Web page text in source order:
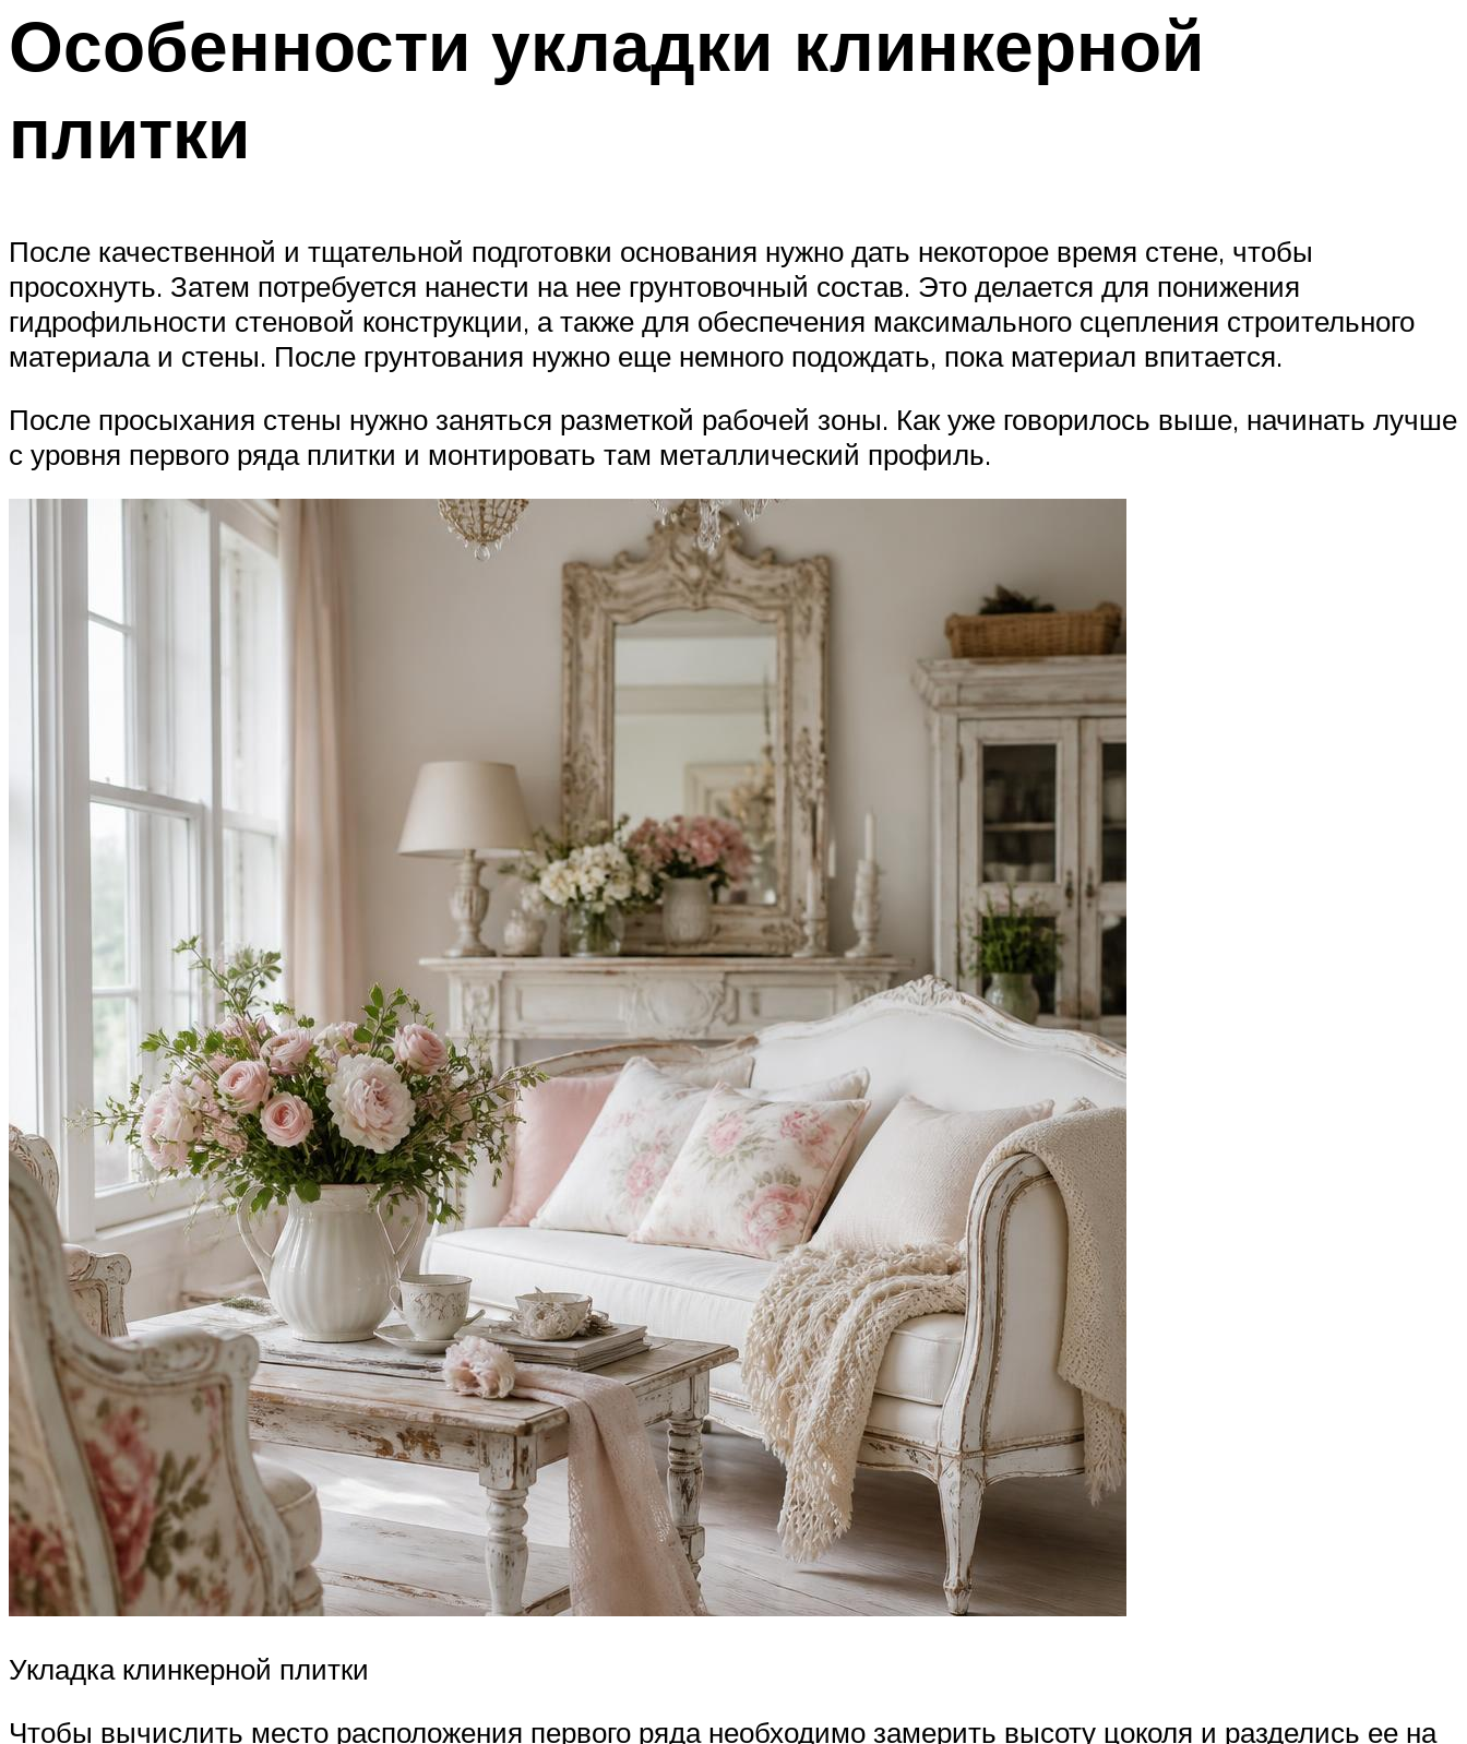
Особенности укладки клинкерной
плитки
После качественной и тщательной подготовки основания нужно дать некоторое время стене, чтобы
просохнуть. Затем потребуется нанести на нее грунтовочный состав. Это делается для понижения
гидрофильности стеновой конструкции, а также для обеспечения максимального сцепления строительного
материала и стены. После грунтования нужно еще немного подождать, пока материал впитается.
После просыхания стены нужно заняться разметкой рабочей зоны. Как уже говорилось выше, начинать лучше
с уровня первого ряда плитки и монтировать там металлический профиль.
Укладка клинкерной плитки
Чтобы вычислить место расположения первого ряда необходимо замерить высоту цоколя и разделись ее на